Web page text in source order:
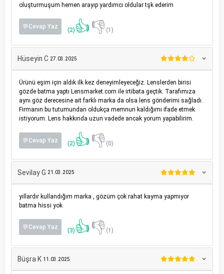
oluşturmuşum hemen arayıp yardımcı oldular tşk ederim
💬Cevap Yaz (2) 👍👎(1)
Hüseyin C 27.03.2025
Ürünü eşim için aldık ilk kez deneyimleyeceğiz. Lenslerden birisi
gözde batma yaptı Lensmarket.com ile irtibata geçtik. Tarafımıza
aynı göz derecesine ait farklı marka da olsa lens gönderimi sağladı.
Firmanın bu tutumundan oldukça memnun kaldığımı ifade etmek
istiyorum. Lens hakkında uzun vadede ancak yorum yapabilirim.
💬Cevap Yaz (2) 👍👎(0)
Sevilay G 21.03.2025
yıllardır kullandığım marka , gözüm çok rahat kayma yapmıyor
batma hissi yok
💬Cevap Yaz (3) 👍👎(1)
Büşra K 11.03.2025